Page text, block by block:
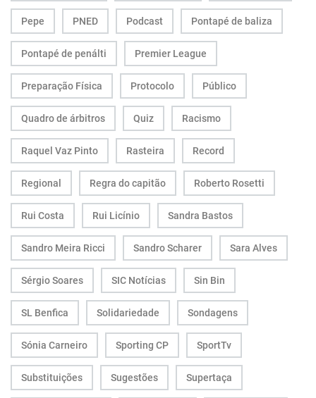
Pepe PNED Podcast Pontapé de baliza
Pontapé de penálti Premier League
Preparação Física Protocolo Público
Quadro de árbitros Quiz Racismo
Raquel Vaz Pinto Rasteira Record
Regional Regra do capitão Roberto Rosetti
Rui Costa Rui Licínio Sandra Bastos
Sandro Meira Ricci Sandro Scharer Sara Alves
Sérgio Soares SIC Notícias Sin Bin
SL Benfica Solidariedade Sondagens
Sónia Carneiro Sporting CP SportTv
Substituições Sugestões Supertaça